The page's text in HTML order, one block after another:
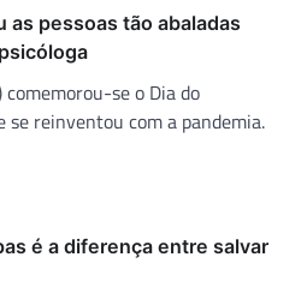
as pessoas tão abaladas
se o Dia do
se reinventou com a pandemia.
é a diferença entre salvar